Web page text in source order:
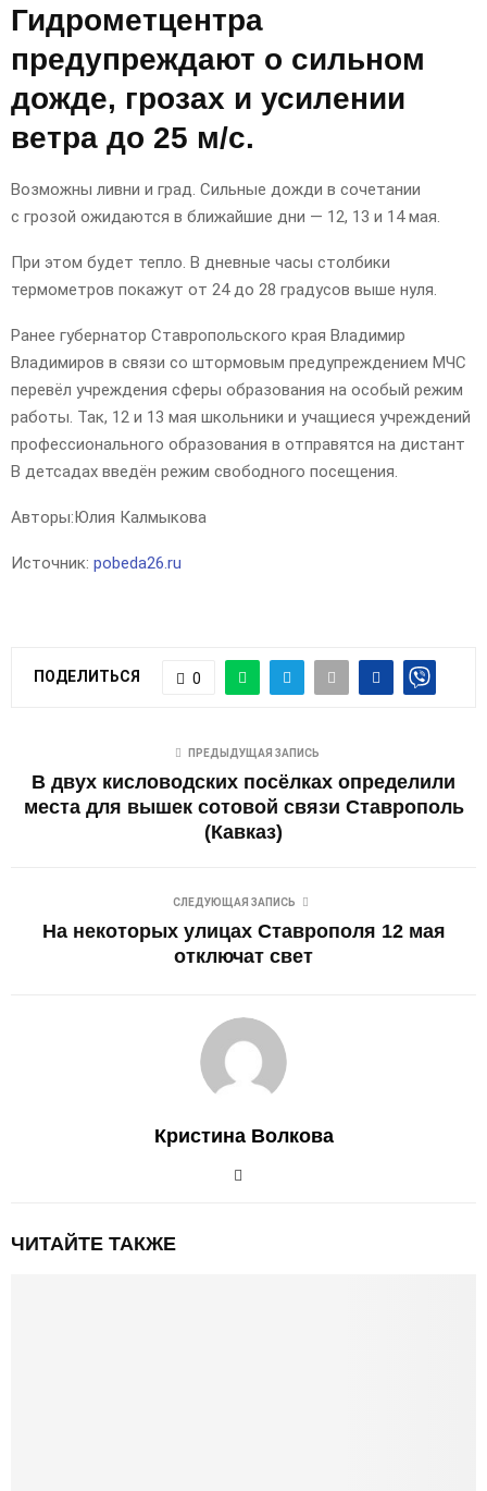
Гидрометцентра
предупреждают о сильном
дожде, грозах и усилении
ветра до 25 м/с.
Возможны ливни и град. Сильные дожди в сочетании
с грозой ожидаются в ближайшие дни — 12, 13 и 14 мая.
При этом будет тепло. В дневные часы столбики
термометров покажут от 24 до 28 градусов выше нуля.
Ранее губернатор Ставропольского края Владимир
Владимиров в связи со штормовым предупреждением МЧС
перевёл учреждения сферы образования на особый режим
работы. Так, 12 и 13 мая школьники и учащиеся учреждений
профессионального образования в отправятся на дистант
В детсадах введён режим свободного посещения.
Авторы: Юлия Калмыкова
Источник: pobeda26.ru
ПОДЕЛИТЬСЯ 0
ПРЕДЫДУЩАЯ ЗАПИСЬ
В двух кисловодских посёлках определили
места для вышек сотовой связи Ставрополь
(Кавказ)
СЛЕДУЮЩАЯ ЗАПИСЬ
На некоторых улицах Ставрополя 12 мая
отключат свет
Кристина Волкова
ЧИТАЙТЕ ТАКЖЕ